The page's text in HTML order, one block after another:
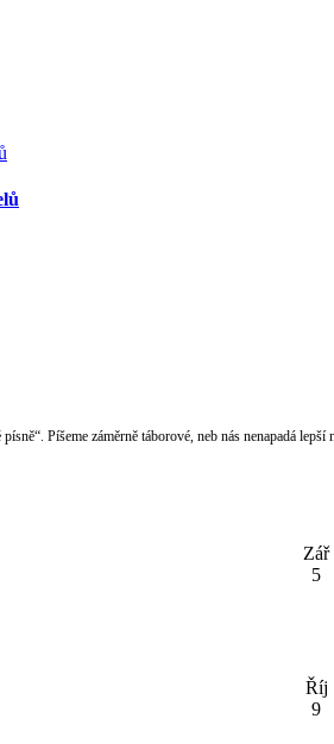
Píšeme záměrně táborové, neb nás nenapadá
Zář
5
Říj
9